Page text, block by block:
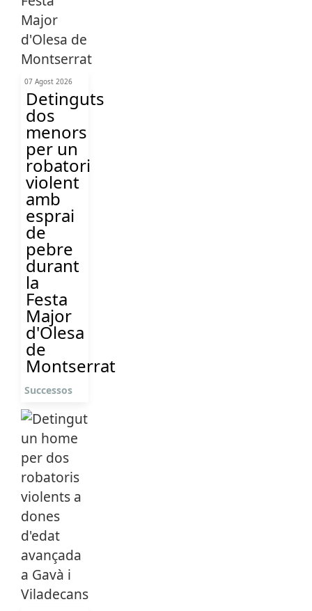
07 Agost 2026
Detinguts
dos
menors
per un
robatori
violent
amb
esprai
de
pebre
durant
la
Festa
Major
d'Olesa
de
Montserrat
Successos